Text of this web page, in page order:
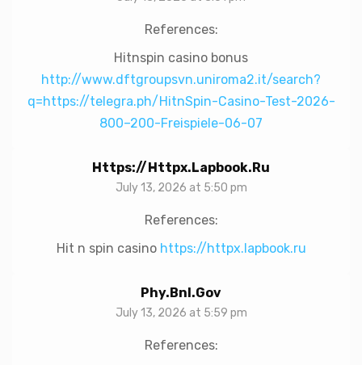
References:
Hitnspin casino bonus
http://www.dftgroupsvn.uniroma2.it/search?
q=https://telegra.ph/HitnSpin-Casino-Test-2026-
800–200-Freispiele-06-07
Https://httpx.lapbook.ru
July 13, 2026 at 5:50 pm
References:
Hit n spin casino https://httpx.lapbook.ru
Phy.bnl.gov
July 13, 2026 at 5:59 pm
References: